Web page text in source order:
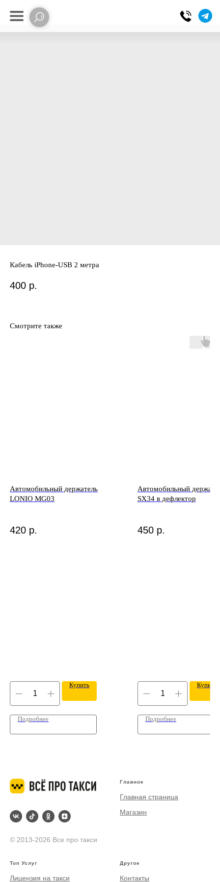
Кабель iРhone-USB 2 метра
400 р.
Смотрите также
Автомобильный держатель
LONIO MG03
420 р.
Купить
Подробнее
Автомобильный
SX34 в дефлектор
450 р.
Купить
Подробнее
© 2013-2026 Все про такси
Главное
Главная страница
Магазин
Топ Услуг
Лицензия на такси
Другое
Контакты